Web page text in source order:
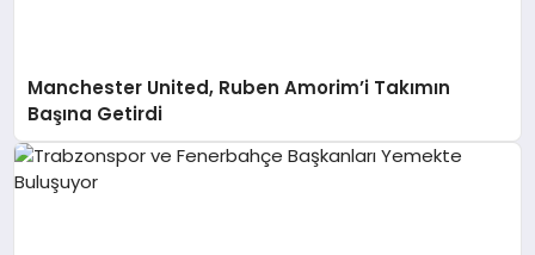
Manchester United, Ruben Amorim’i Takımın
Başına Getirdi